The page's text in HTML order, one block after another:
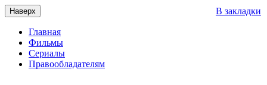
Наверх
Главная
Фильмы
Сериалы
Правообладателям
В закладки